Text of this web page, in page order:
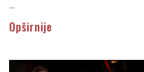
...
Opširnije